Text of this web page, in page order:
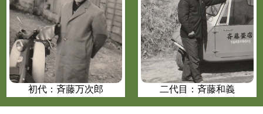
初代：斉藤万次郎 二代目：斉藤和義